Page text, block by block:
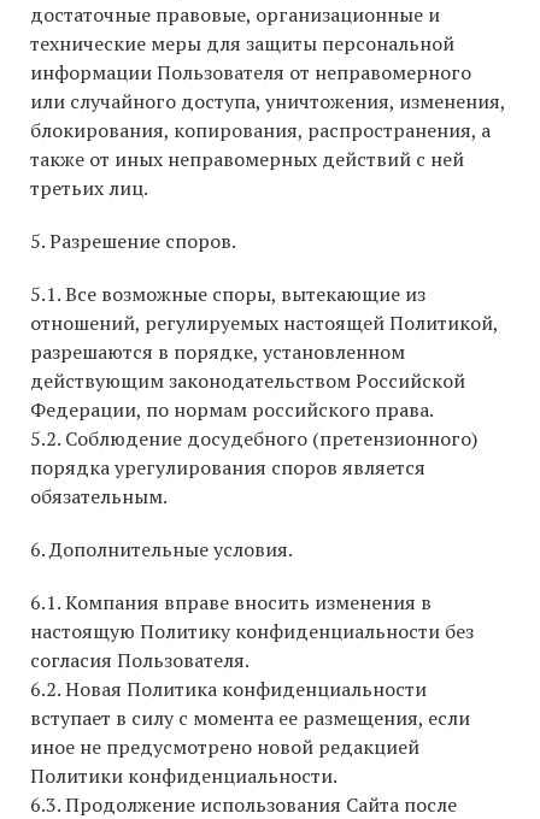
достаточные правовые, организационные и
технические меры для защиты персональной
информации Пользователя от неправомерного
или случайного доступа, уничтожения, изменения,
блокирования, копирования, распространения, а
также от иных неправомерных действий с ней
третьих лиц.
5. Разрешение споров.
5.1. Все возможные споры, вытекающие из
отношений, регулируемых настоящей Политикой,
разрешаются в порядке, установленном
действующим законодательством Российской
Федерации, по нормам российского права.
5.2. Соблюдение досудебного (претензионного)
порядка урегулирования споров является
обязательным.
6. Дополнительные условия​.
6.1. Компания вправе вносить изменения в
настоящую Политику конфиденциальности без
согласия Пользователя.
6.2. Новая Политика конфиденциальности
вступает в силу с момента ее размещения, если
иное не предусмотрено новой редакцией
Политики конфиденциальности.
6.3. Продолжение использования Сайта после